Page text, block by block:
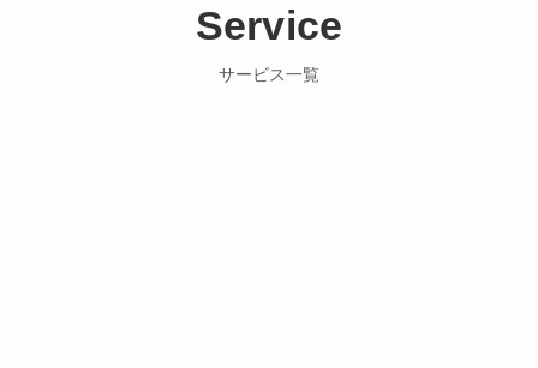
Service
サービス一覧